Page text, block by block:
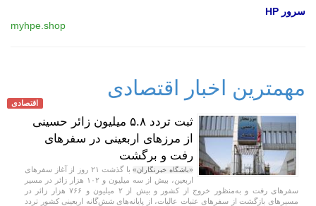
سرور HP
myhpe.shop
مهمترین اخبار اقتصادی
اقتصادی
ثبت تردد ۵.۸ میلیون زائر حسینی
از مرزهای اربعینی در سفرهای
رفت و برگشت
«باشگاه خبرنگاران»
با گذشت ۲۱ روز از آغاز سفرهای
اربعین، بیش از سه میلیون و ۱۰۲ هزار زائر در مسیر
سفرهای رفت و به‌منظور خروج از کشور و بیش از ۲ میلیون و ۷۶۶ هزار زائر در
مسیرهای بازگشت از سفرهای عتبات عالیات، از پایانه‌های شش‌گانه اربعینی کشور تردد